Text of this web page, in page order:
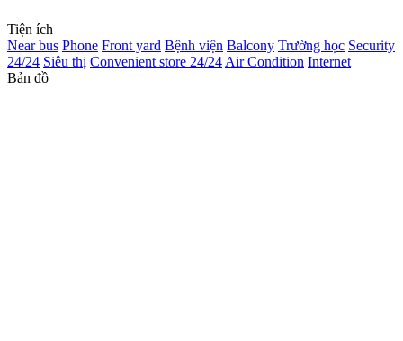
Tiện ích
Near bus Phone Front yard Bệnh viện Balcony Trường học Security
24/24 Siêu thị Convenient store 24/24 Air Condition Internet
Bản đồ